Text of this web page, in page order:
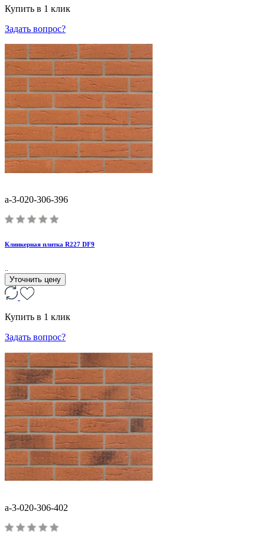
Купить в 1 клик
Задать вопрос?
a-3-020-306-396
Клинкерная плитка R227 DF9
Уточнить цену
Купить в 1 клик
Задать вопрос?
a-3-020-306-402